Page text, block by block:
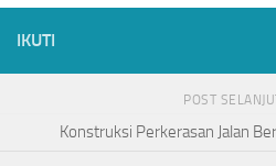
IKUTI
POST
Konstruksi Perkerasan Jalan